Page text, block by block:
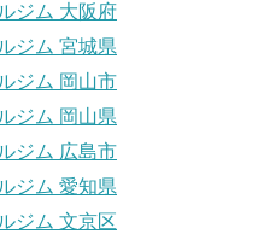
ジム 大阪府
ジム 宮城県
ジム 岡山市
ジム 岡山県
ジム 広島市
ジム 愛知県
ジム 文京区